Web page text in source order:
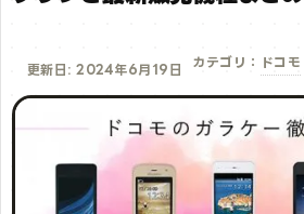
更新日: 2024年6月19日
カテゴリ： ドコモ